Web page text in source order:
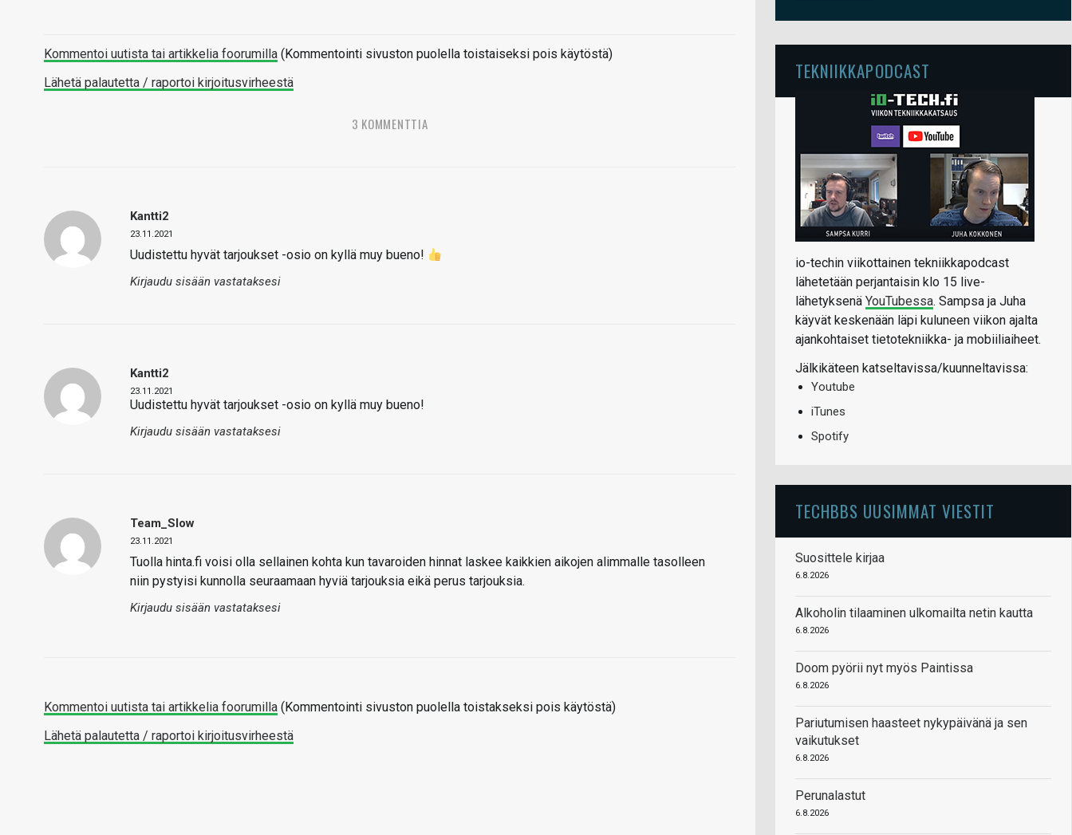
Kommentoi uutista tai artikkelia foorumilla (Kommentointi sivuston puolella toistaiseksi pois käytöstä)
Lähetä palautetta / raportoi kirjoitusvirheestä
3 KOMMENTTIA
Kantti2
23.11.2021
Uudistettu hyvät tarjoukset -osio on kyllä muy bueno!
Kirjaudu sisään vastataksesi
Kantti2
23.11.2021
Uudistettu hyvät tarjoukset -osio on kyllä muy bueno!
Kirjaudu sisään vastataksesi
Team_Slow
23.11.2021
Tuolla hinta.fi voisi olla sellainen kohta kun tavaroiden hinnat laskee kaikkien aikojen alimmalle tasolleen
niin pystyisi kunnolla seuraamaan hyviä tarjouksia eikä perus tarjouksia.
Kirjaudu sisään vastataksesi
Kommentoi uutista tai artikkelia foorumilla (Kommentointi sivuston puolella toistakseksi pois käytöstä)
Lähetä palautetta / raportoi kirjoitusvirheestä
TEKNIIKKAPODCAST
io-techin viikottainen tekniikkapodcast
lähetetään perjantaisin klo 15 live-
lähetyksenä YouTubessa. Sampsa ja Juha
käyvät keskenään läpi kuluneen viikon ajalta
ajankohtaiset tietotekniikka- ja mobiiliaiheet.
Jälkikäteen katseltavissa/kuunneltavissa:
Youtube
iTunes
Spotify
TECHBBS UUSIMMAT VIESTIT
Suosittele kirjaa
6.8.2026
Alkoholin tilaaminen ulkomailta netin kautta
6.8.2026
Doom pyörii nyt myös Paintissa
6.8.2026
Pariutumisen haasteet nykypäivänä ja sen
vaikutukset
6.8.2026
Perunalastut
6.8.2026